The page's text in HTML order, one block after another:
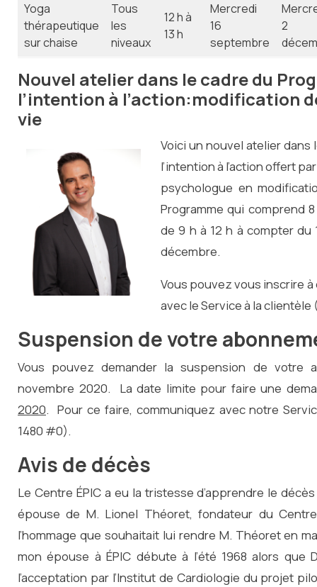
Yoga
thérapeutique
sur chaise
Tous
les
niveaux
12 h à
13 h
Mercredi
16
septembre
2
Nouvel atelier dans le cadre du
l’intention à l’action:modification
vie
Voici un nouvel atelier dans
l’intention à l’action offert
psychologue en
Programme qui comprend
de 9 h à 12 h à compter du
décembre.
Vous pouvez vous inscrire
avec le Service à la
Suspension de votre
Vous pouvez demander la suspension de votre
novembre 2020. La date limite pour faire une
2020. Pour ce faire, communiquez avec notre
1480 #0).
Avis de décès
Le Centre ÉPIC a eu la tristesse d’apprendre le
épouse de M. Lionel Théoret, fondateur du
l’hommage que souhaitait lui rendre M. Théoret en
mon épouse à ÉPIC débute à l’été 1968 alors
l’acceptation par l’Institut de Cardiologie du projet